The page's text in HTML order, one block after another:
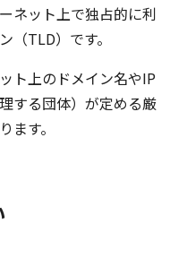
ネット上で独占的に利
（TLD）です。
ト上のドメイン名やIP
する団体）が定める厳
ます。